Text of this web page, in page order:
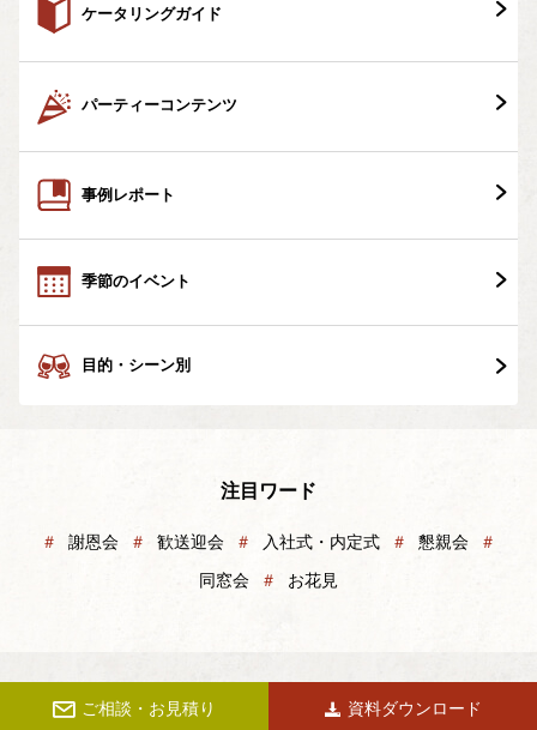
ケータリングガイド
パーティーコンテンツ
事例レポート
季節のイベント
目的・シーン別
注目ワード
＃ 謝恩会 ＃ 歓送迎会 ＃ 入社式・内定式 ＃ 懇親会 ＃
同窓会 ＃ お花見
ご相談・お見積り 資料ダウンロード